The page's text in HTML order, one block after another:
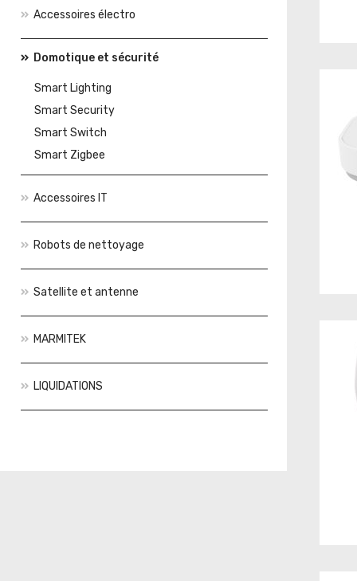
Accessoires électro
Domotique et sécurité
Smart Lighting
Smart Security
Smart Switch
Smart Zigbee
Accessoires IT
Robots de nettoyage
Satellite et antenne
MARMITEK
LIQUIDATIONS